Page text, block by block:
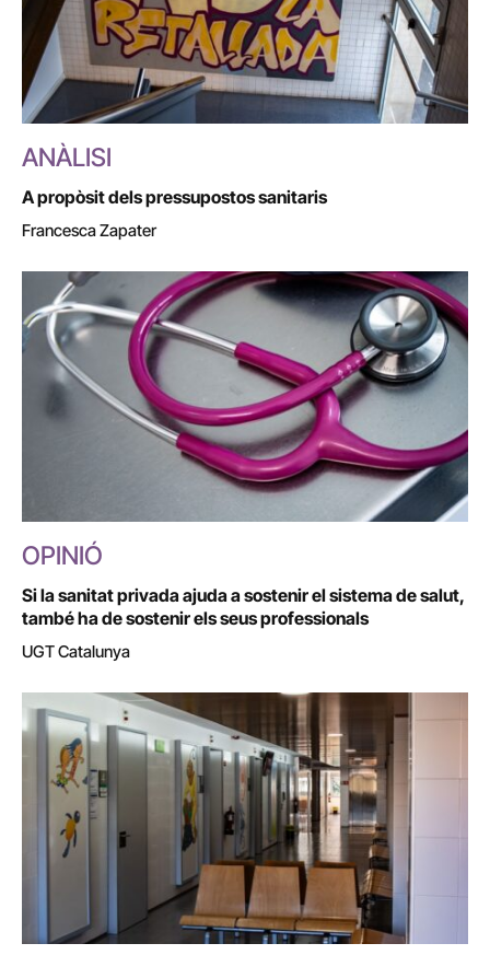
ANÀLISI
A propòsit dels pressupostos sanitaris
Francesca Zapater
OPINIÓ
Si la sanitat privada ajuda a sostenir el sistema de salut,
també ha de sostenir els seus professionals
UGT Catalunya